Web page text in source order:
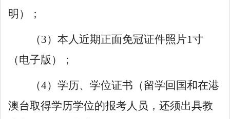
明 ） ；
（3）本人近期正面免冠证件照片1寸
（电子版）；
（4） 学历、学位证书（留学回国和在港
澳台取得学历学位的报考人员，还须出具教